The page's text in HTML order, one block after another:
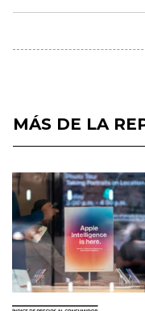
MÁS DE LA